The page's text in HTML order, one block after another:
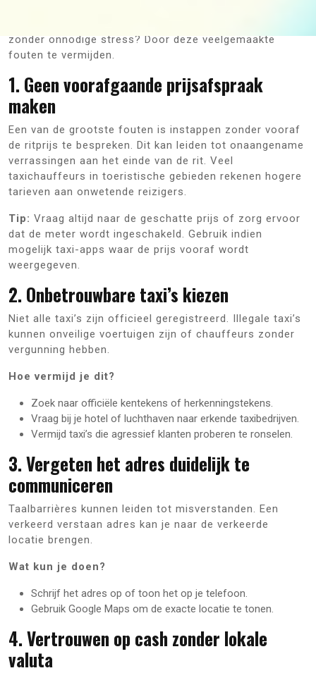
zonder onnodige stress? Door deze veelgemaakte
fouten te vermijden.
1. Geen voorafgaande prijsafspraak
maken
Een van de grootste fouten is instappen zonder vooraf
de ritprijs te bespreken. Dit kan leiden tot onaangename
verrassingen aan het einde van de rit. Veel
taxichauffeurs in toeristische gebieden rekenen hogere
tarieven aan onwetende reizigers.
Tip: Vraag altijd naar de geschatte prijs of zorg ervoor
dat de meter wordt ingeschakeld. Gebruik indien
mogelijk taxi-apps waar de prijs vooraf wordt
weergegeven.
2. Onbetrouwbare taxi’s kiezen
Niet alle taxi’s zijn officieel geregistreerd. Illegale taxi’s
kunnen onveilige voertuigen zijn of chauffeurs zonder
vergunning hebben.
Hoe vermijd je dit?
Zoek naar officiële kentekens of herkenningstekens.
Vraag bij je hotel of luchthaven naar erkende taxibedrijven.
Vermijd taxi’s die agressief klanten proberen te ronselen.
3. Vergeten het adres duidelijk te
communiceren
Taalbarrières kunnen leiden tot misverstanden. Een
verkeerd verstaan adres kan je naar de verkeerde
locatie brengen.
Wat kun je doen?
Schrijf het adres op of toon het op je telefoon.
Gebruik Google Maps om de exacte locatie te tonen.
4. Vertrouwen op cash zonder lokale
valuta